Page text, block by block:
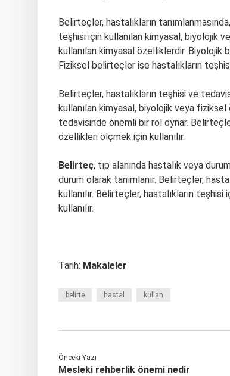
Belirteçler, hastalıkların
teşhisi için kullanılan kimyasal, biyolojik
kullanılan kimyasal özelliklerdir. Biyolojik
Fiziksel belirteçler ise hastalıkların
Belirteçler, hastalıkların teşhisi ve
kullanılan kimyasal, biyolojik veya
tedavisinde önemli bir rol oynar.
özellikleri ölçmek için kullanılır.
Belirteç, tıp alanında hastalık veya
durum olarak tanımlanır. Belirteçler,
kullanılır. Belirteçler, hastalıkların
kullanılır.
Tarih: Makaleler
belirte hastal kullan
Önceki Yazı
Mesleki rehberlik önemi nedir